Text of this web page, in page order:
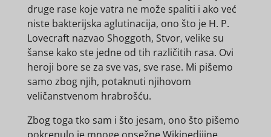
druge rase koje vatra ne može spaliti i ako već
niste bakterijska aglutinacija, ono što je H. P.
Lovecraft nazvao Shoggoth, Stvor, velike su
šanse kako ste jedne od tih različitih rasa. Ovi
heroji bore se za sve vas, sve rase. Mi pišemo
samo zbog njih, potaknuti njihovom
veličanstvenom hrabrošću.
Zbog toga tko sam i što jesam, ono što pišemo